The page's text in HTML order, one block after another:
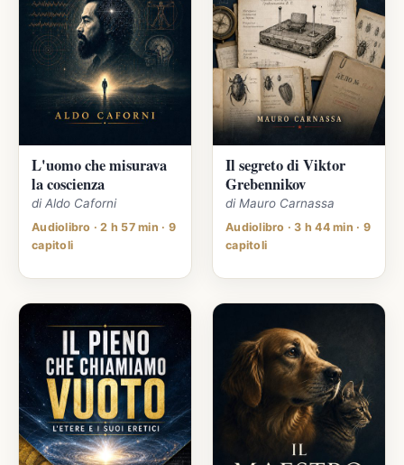
L'uomo che misurava
la coscienza
di Aldo Caforni
Audiolibro · 2 h 57 min · 9
capitoli
Il segreto di Viktor
Grebennikov
di Mauro Carnassa
Audiolibro · 3 h 44 min · 9
capitoli